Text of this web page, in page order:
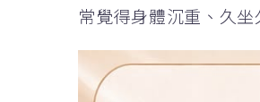
常覺得身體沉重、久